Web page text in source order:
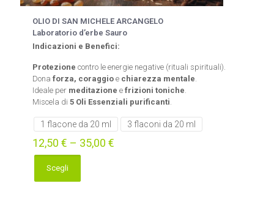
OLIO DI SAN MICHELE ARCANGELO
Laboratorio d’erbe Sauro
Indicazioni e Benefici:
Protezione contro le energie negative (rituali spirituali).
Dona forza, coraggio e chiarezza mentale.
Ideale per meditazione e frizioni toniche.
Miscela di 5 Oli Essenziali purificanti.
1 flacone da 20 ml 3 flaconi da 20 ml
12,50 € – 35,00 €
Scegli
Questo
prodotto